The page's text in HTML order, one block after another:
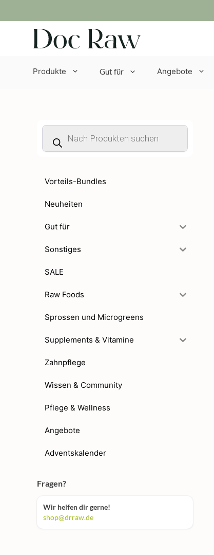
Inhalt
springen
Produkte Gut für Angebote
Products
search
Vorteils-Bundles
Neuheiten
Gut für
Sonstiges
SALE
Raw Foods
Sprossen und Microgreens
Supplements & Vitamine
Zahnpflege
Wissen & Community
Pflege & Wellness
Angebote
Adventskalender
Fragen?
Wir helfen dir gerne!
shop@drraw.de